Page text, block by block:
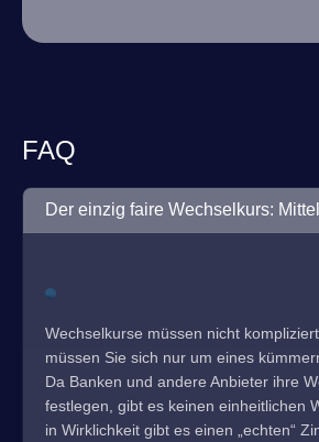
FAQ
Der einzig faire Wechselkurs:
Wechselkurse müssen nicht
müssen Sie sich nur um eines
Da Banken und andere Anbieter ihre
festlegen, gibt es keinen einheitlichen
in Wirklichkeit gibt es einen „echten“